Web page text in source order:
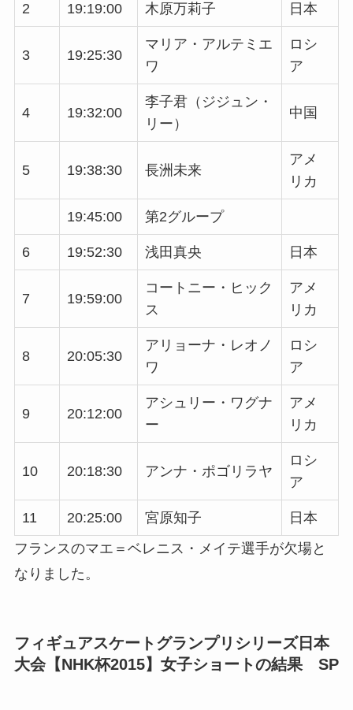
2 19:19:00 木原万莉子 日本
3 19:25:30
マリア・アルテミエ
ワ
ロシ
ア
4 19:32:00
李子君（ジジュン・
リー）
中国
5 19:38:30 長洲未来
アメ
リカ
19:45:00 第2グループ
6 19:52:30 浅田真央 日本
7 19:59:00
コートニー・ヒック
ス
アメ
リカ
8 20:05:30
アリョーナ・レオノ
ワ
ロシ
ア
9 20:12:00
アシュリー・ワグナ
ー
アメ
リカ
10 20:18:30 アンナ・ポゴリラヤ
ロシ
ア
11 20:25:00 宮原知子
日本
フランスのマエ＝ベレニス・メイテ選手が欠場と
なりました。
フィギュアスケートグランプリシリーズ日本
大会【NHK杯2015】女子ショートの結果 SP